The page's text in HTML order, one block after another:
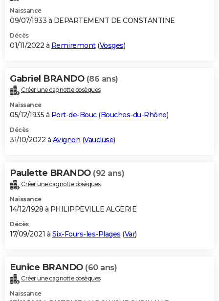
Naissance
09/07/1933 à DEPARTEMENT DE CONSTANTINE
Décès
01/11/2022 à Remiremont(Vosges)
Gabriel BRANDO (86 ans)
Créer une cagnotte obsèques
Naissance
05/12/1935 à Port-de-Bouc(Bouches-du-Rhône)
Décès
31/10/2022 à Avignon (Vaucluse)
Paulette BRANDO (92 ans)
Créer une cagnotte obsèques
Naissance
14/12/1928 à PHILIPPEVILLE ALGERIE
Décès
17/09/2021 à Six-Fours-les-Plages (Var)
Eunice BRANDO (60 ans)
Créer une cagnotte obsèques
Naissance